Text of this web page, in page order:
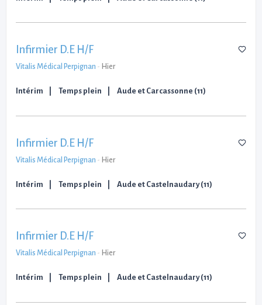
Infirmier D.E H/F
Vitalis Médical Perpignan - Hier
Intérim Temps plein Aude et Carcassonne (11)
Infirmier D.E H/F
Vitalis Médical Perpignan - Hier
Intérim Temps plein Aude et Castelnaudary (11)
Infirmier D.E H/F
Vitalis Médical Perpignan - Hier
Intérim Temps plein Aude et Castelnaudary (11)